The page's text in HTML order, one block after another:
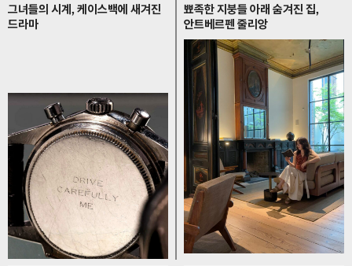
그녀들의 시계, 케이스백에 새겨진
드라마
뾰족한 지붕들 아래 숨겨진 집,
안트베르펜 줄리앙